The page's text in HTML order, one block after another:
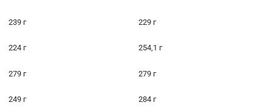
239 г 229 г
224 г 254,1 г
279 г 279 г
249 г 284 г